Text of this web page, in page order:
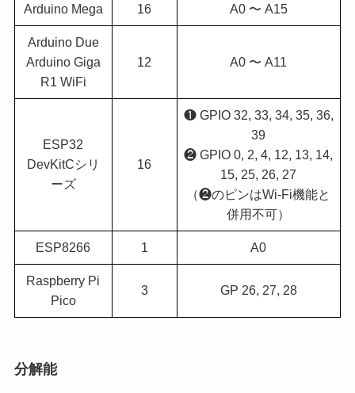
Arduino Mega 16 A0 〜 A15
Arduino Due
Arduino Giga
R1 WiFi
12 A0 〜 A11
ESP32
DevKitCシリ
ーズ
16
❶ GPIO 32, 33, 34, 35, 36,
39
❷ GPIO 0, 2, 4, 12, 13, 14,
15, 25, 26, 27
（❷のピンはWi-Fi機能と
併用不可）
ESP8266 1 A0
Raspberry Pi
Pico
3 GP 26, 27, 28
分解能